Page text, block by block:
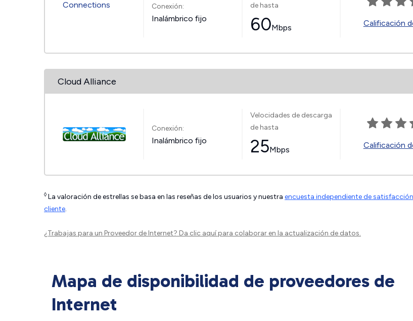
Conexión:
Inalámbrico fijo
de hasta
60Mbps Calificación
Cloud Alliance
Conexión:
Inalámbrico fijo
Velocidades de descarga
de hasta
25Mbps Calificación
◊ La valoración de estrellas se basa en las reseñas de los usuarios y nuestra encuesta independiente de
cliente.
¿Trabajas para un Proveedor de Internet? Da clic aquípara colaborar en la actualización de datos.
Mapa de disponibilidad de proveedores de
Internet